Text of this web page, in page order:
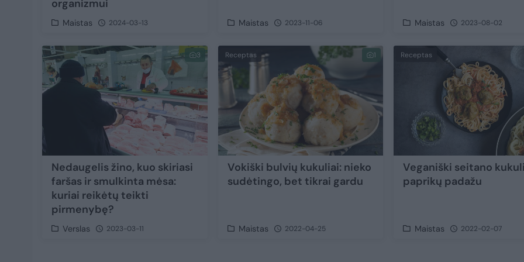
organizmui
Maistas 2024-03-13 Maistas 2023-11-06 Maistas 2023-08-02
3
Nedaugelis žino, kuo skiriasi
faršas ir smulkinta mėsa:
kuriai reikėtų teikti
pirmenybę?
Verslas 2023-03-11
Receptas 1
Vokiški bulvių kukuliai: nieko
sudėtingo, bet tikrai gardu
Maistas 2022-04-25
Receptas
Veganiški seitano
paprikų padažu
Maistas 2022-02-07